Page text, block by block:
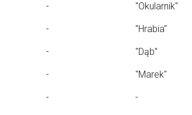
- "Okularnik"
- "Hrabia"
- "Dąb"
- "Marek"
- -